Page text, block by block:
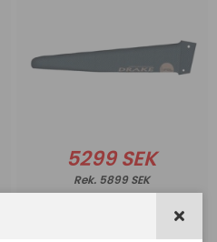
5299 SEK
5899 SEK